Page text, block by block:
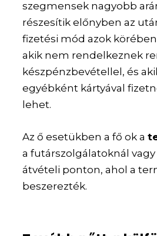
szegmensek nagyobb
részesítik előnyben az
fizetési mód azok
akik nem rendelkeznek
készpénzbevétellel, és
egyébként kártyával
lehet.
Az ő esetükben a fő ok a
a futárszolgálatoknál vagy
átvételi ponton, ahol a
beszerezték.